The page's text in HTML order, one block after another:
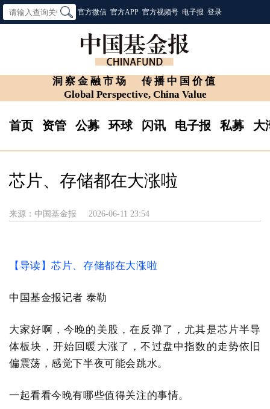
官方微信 官方APP 官方视频号 电子报 登录
洞察金融市场
传播中国价值
Global Perspective, China Value
首页 资管 公募 环球 闪讯 电子报 私募 大
芯片、存储都在大涨啦
来源：中国基金报 2026-06-11 23:54
【导读】芯片、存储都在大涨啦
中国基金报记者 泰勒
大家好啊，今晚的美股，在反弹了，尤其是芯片半导
体板块，开始回暖大涨了，不过盘中指数的走势依旧
偏震荡，感觉下半夜可能会跳水。
一起看看今晚有哪些值得关注的事情。